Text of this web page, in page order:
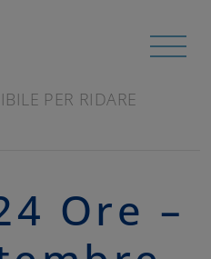
2020 - UNA
PER RIDARE
Ore –